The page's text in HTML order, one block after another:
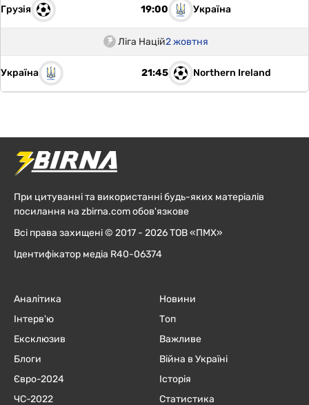
Грузія 19:00 Україна
Ліга Націй2 жовтня
Україна 21:45 Northern Ireland
При цитуванні та використанні будь-яких матеріалів
посилання на zbirna.com обов'язкове
Всі права захищені © 2017 - 2026 ТОВ «ПМХ»
Ідентифікатор медіа R40-06374
Аналітика
Інтерв'ю
Ексклюзив
Блоги
Євро-2024
ЧC-2022
Новини
Топ
Важливе
Війна в Україні
Історія
Статистика